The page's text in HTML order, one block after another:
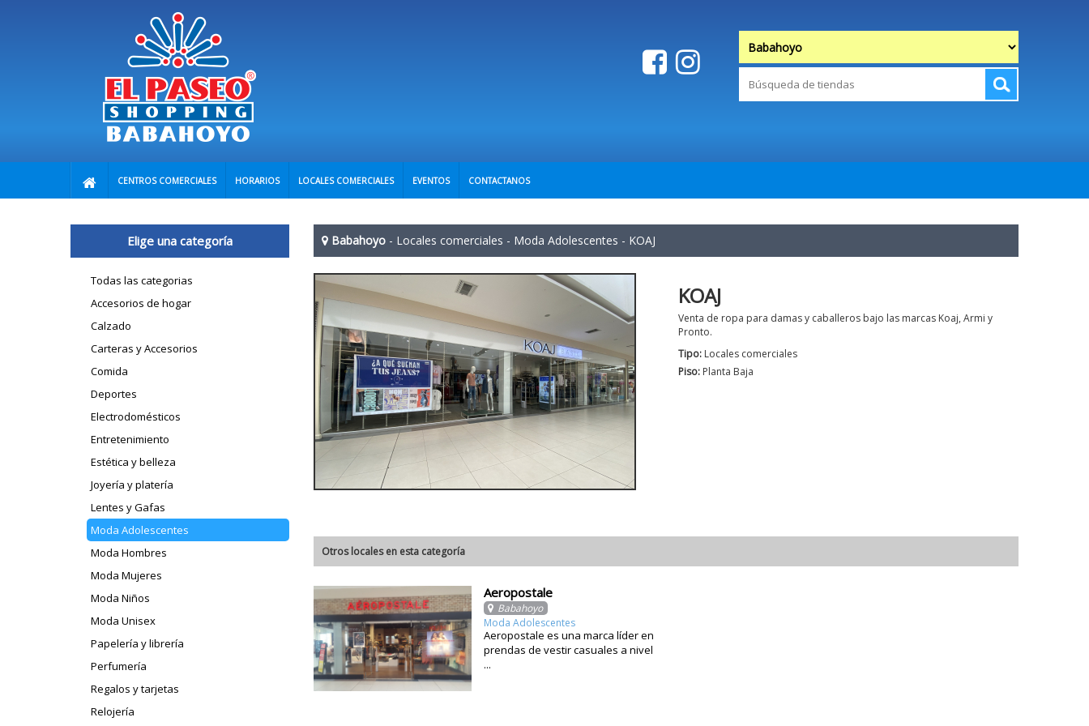
CENTROS COMERCIALES HORARIOS LOCALES COMERCIALES EVENTOS CONTACTANOS
Elige una categoría
Todas las categorias
Accesorios de hogar
Calzado
Carteras y Accesorios
Comida
Deportes
Electrodomésticos
Entretenimiento
Estética y belleza
Joyería y platería
Lentes y Gafas
Moda Adolescentes
Moda Hombres
Moda Mujeres
Moda Niños
Moda Unisex
Papelería y librería
Perfumería
Regalos y tarjetas
Relojería
Babahoyo - Locales comerciales - Moda Adolescentes - KOAJ
KOAJ
Venta de ropa para damas y caballeros bajo las marcas Koaj, Armi y
Pronto.
Tipo: Locales comerciales
Piso: Planta Baja
Otros locales en esta categoría
Aeropostale
Babahoyo
Moda Adolescentes
Aeropostale es una marca líder en
prendas de vestir casuales a nivel
...